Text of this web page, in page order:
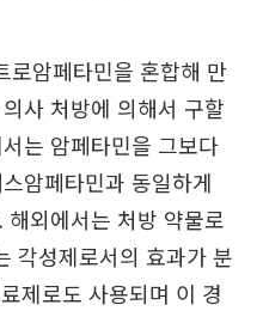
로암페타민을 혼합해 만
사 처방에 의해서 구할
는 암페타민을 그보다
암페타민과 동일하게
외에서는 처방 약물로
각성제로서의 효과가 분
제로도 사용되며 이 경